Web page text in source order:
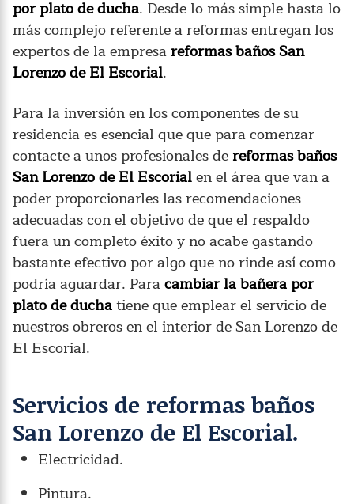
por plato de ducha. Desde lo más simple hasta lo
más complejo referente a reformas entregan los
expertos de la empresareformas baños San
Lorenzo de El Escorial.
Para la inversión en los componentes de su
residencia es esencial que que para comenzar
contacte a unos profesionales dereformas baños
San Lorenzo de El Escorialen el área que van a
poder proporcionarles las recomendaciones
adecuadas con el objetivo de que el respaldo
fuera un completo éxito y no acabe gastando
bastante efectivo por algo que no rinde así como
podría aguardar. Paracambiar la bañera por
plato de duchatiene que emplear el servicio de
nuestros obreros en el interior de San Lorenzo de
El Escorial.
Servicios de reformas baños
San Lorenzo de El Escorial.
Electricidad.
Pintura.